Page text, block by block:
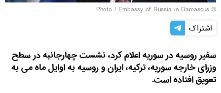
© Photo /
Embassy of Russia in Damascus
اشتراک
سفیر روسیه در سوریه اعلام کرد، نشست چهارجانبه در سطح
وزرای خارجه سوریه، ترکیه، ایران و روسیه به اوایل ماه می به
تعویق افتاده است.